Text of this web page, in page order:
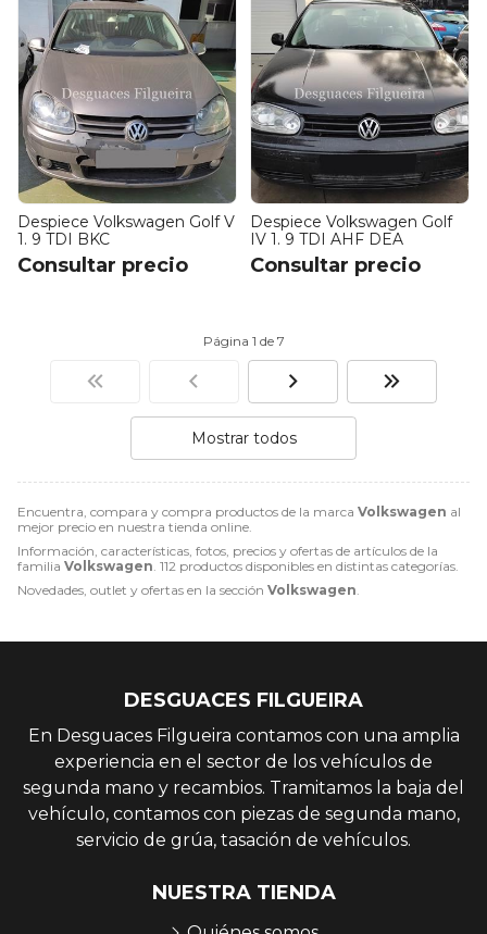
Encuentra, compara y compra productos de la marca Volkswagen al
mejor precio en nuestra tienda online.
Información, características, fotos, precios y ofertas de artículos de la
familia Volkswagen. 112 productos disponibles en distintas categorías.
Novedades, outlet y ofertas en la sección Volkswagen.
Despiece Volkswagen Golf V
1. 9 TDI BKC
Consultar precio
Despiece Volkswagen Golf
IV 1. 9 TDI AHF DEA
Consultar precio
Página 1 de 7
Mostrar todos
DESGUACES FILGUEIRA
En Desguaces Filgueira contamos con una amplia
experiencia en el sector de los vehículos de
segunda mano y recambios. Tramitamos la baja del
vehículo, contamos con piezas de segunda mano,
servicio de grúa, tasación de vehículos.
NUESTRA TIENDA